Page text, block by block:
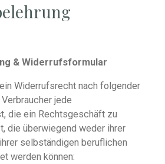
& Widerrufsformular
Widerrufsrecht nach folgender
jede
die ein Rechtsgeschäft zu
die überwiegend weder ihrer
selbständigen beruflichen
werden können: